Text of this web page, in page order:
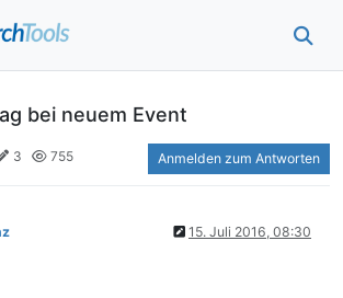
bei neuem Event
3 755 Anmelden zum Antworten
15. Juli 2016, 08:30